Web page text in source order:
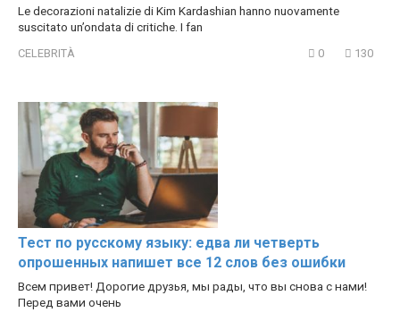
Le decorazioni natalizie di Kim Kardashian hanno nuovamente
suscitato un’ondata di critiche. I fan
CELEBRITÀ 0 130
Тест по русскому языку: едва ли четверть
опрошенных напишет все 12 слов без ошибки
Всем привет! Дорогие друзья, мы рады, что вы снова с нами!
Перед вами очень